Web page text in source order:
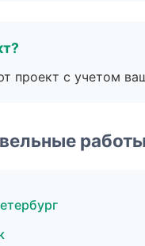
проект с учетом
работы